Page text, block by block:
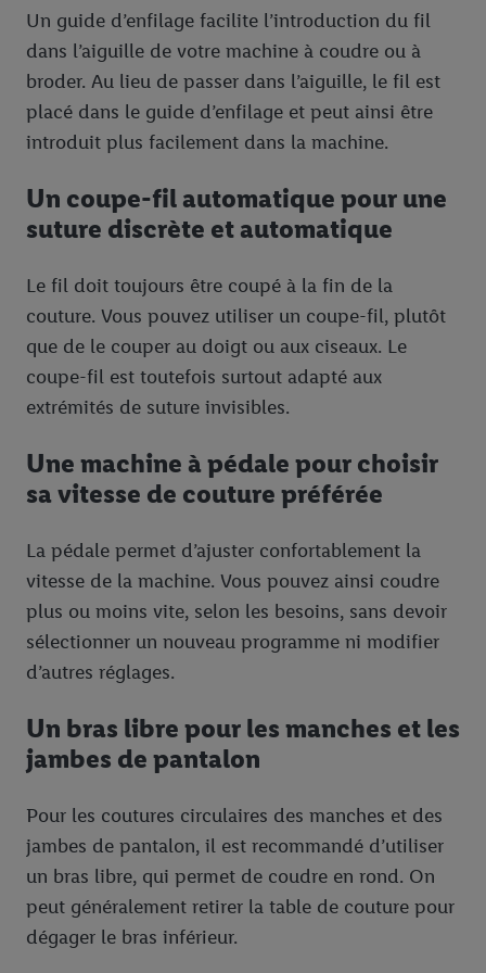
Un guide d’enfilage facilite l’introduction du fil
dans l’aiguille de votre machine à coudre ou à
broder. Au lieu de passer dans l’aiguille, le fil est
placé dans le guide d’enfilage et peut ainsi être
introduit plus facilement dans la machine.
Un coupe-fil automatique pour une
suture discrète et automatique
Le fil doit toujours être coupé à la fin de la
couture. Vous pouvez utiliser un coupe-fil, plutôt
que de le couper au doigt ou aux ciseaux. Le
coupe-fil est toutefois surtout adapté aux
extrémités de suture invisibles.
Une machine à pédale pour choisir
sa vitesse de couture préférée
La pédale permet d’ajuster confortablement la
vitesse de la machine. Vous pouvez ainsi coudre
plus ou moins vite, selon les besoins, sans devoir
sélectionner un nouveau programme ni modifier
d’autres réglages.
Un bras libre pour les manches et les
jambes de pantalon
Pour les coutures circulaires des manches et des
jambes de pantalon, il est recommandé d’utiliser
un bras libre, qui permet de coudre en rond. On
peut généralement retirer la table de couture pour
dégager le bras inférieur.
tiers et pour afficher des publicités personnalisées. À cette fin,
votre adresse e-mail hachée peut également être fusionnée
avec d’autres identifiants ou identifiants qui vous sont
attribués et dont dispose Criteo S.A.
Sous réserve de votre accord, les publicités liées au reciblage,
c’est-à-dire des publicités pour des produits pour lesquels vous
un panier d’un webshop mais sans procéder à l’achat) peuvent
également être affichées sur plusieurs apppareils et plusieurs
Lidl peuvent vous être attribués en utilisant votre adresse e-
mail hachée et, le cas échéant, d’autres identifiants/identifiants
dont dispose Criteo S.A.
Sous « Personnaliser », vous pouvez autoriser des finalités
individuelles et trouver de plus amples informations sur le
traitement des données.
l’utilisation des technologies nécessaires. En cliquant sur «
Accepter », vous autorisez tous les traitements pour toutes les
finalités susmentionnées. Vous trouverez de plus amples
informations sur la durée de conservation des données et votre
droit de révoquer votre consentement à tout moment avec effet
pour l’avenir dans notredéclaration relative à la protection des
données. Vous trouverez les impressions ici.